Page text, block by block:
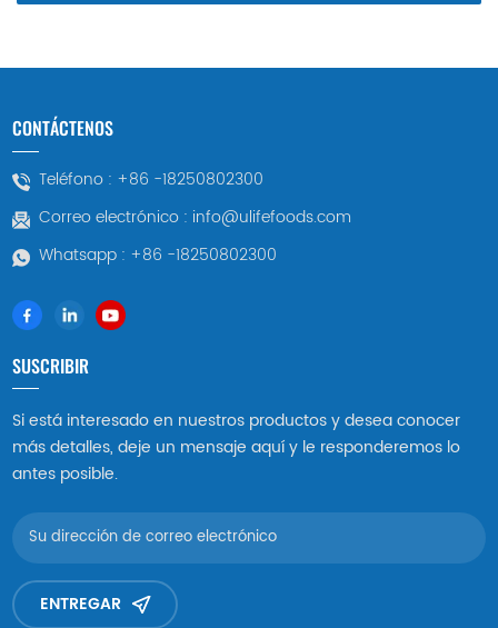
CONTÁCTENOS
Teléfono : +86 -18250802300
Correo electrónico : info@ulifefoods.com
Whatsapp : +86 -18250802300
SUSCRIBIR
Si está interesado en nuestros productos y desea conocer
más detalles, deje un mensaje aquí y le responderemos lo
antes posible.
ENTREGAR